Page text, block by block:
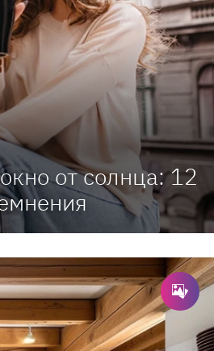
от солнца: 12